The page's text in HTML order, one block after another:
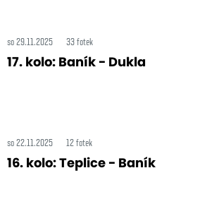
so 29.11.2025 33 fotek
17. kolo: Baník - Dukla
so 22.11.2025 12 fotek
16. kolo: Teplice - Baník